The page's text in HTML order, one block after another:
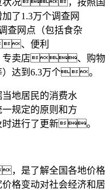
了1.3万个调查网
网点（包括食杂
、便利
卖店、购物
）达到6.3万个。
地居民的消费水
规定的原则和方
进行了更新。
，是了解全国各地价格
格变动对社会经济和居